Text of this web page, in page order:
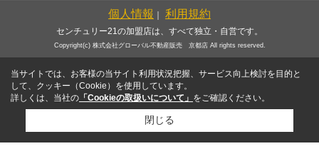
個人情報 利用規約
センチュリー21の加盟店は、すべて独立・自営です。
Copyright(c) 株式会社グローバル不動産販売 京都店 All rights reserved.
当サイトでは、お客様の当サイト利用状況把握、サービス向上検討を目的と
して、クッキー（Cookie）を使用しています。
詳しくは、当社の 「Cookieの取扱いについて」 をご確認ください。
閉じる